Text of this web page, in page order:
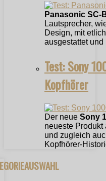
Panasonic SC-
Lautsprecher,
Design, mit
ausgestattet
Test: Sony
Kopfhörer
Der neue Sony
neueste Produkt
und zugleich
Kopfhörer-